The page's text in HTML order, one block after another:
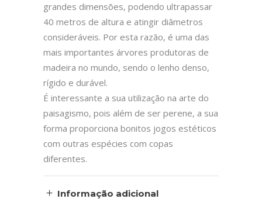
grandes dimensões, podendo ultrapassar
40 metros de altura e atingir diâmetros
consideráveis. Por esta razão, é uma das
mais importantes árvores produtoras de
madeira no mundo, sendo o lenho denso,
rígido e durável.
É interessante a sua utilização na arte do
paisagismo, pois além de ser perene, a sua
forma proporciona bonitos jogos estéticos
com outras espécies com copas
diferentes.
Informação adicional